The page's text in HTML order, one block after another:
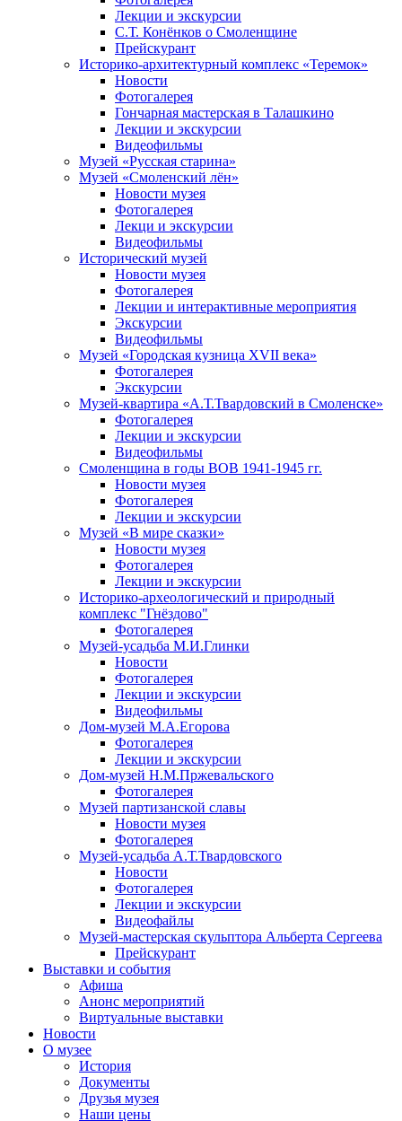
Лекции и экскурсии
С.Т. Конёнков о Смоленщине
Прейскурант
Историко-архитектурный комплекс «Теремок»
Новости
Фотогалерея
Гончарная мастерская в Талашкино
Лекции и экскурсии
Видеофильмы
Музей «Русская старина»
Музей «Смоленский лён»
Новости музея
Фотогалерея
Лекци и экскурсии
Видеофильмы
Исторический музей
Новости музея
Фотогалерея
Лекции и интерактивные мероприятия
Экскурсии
Видеофильмы
Музей «Городская кузница XVII века»
Фотогалерея
Экскурсии
Музей-квартира «А.Т.Твардовский в Смоленске»
Фотогалерея
Лекции и экскурсии
Видеофильмы
Смоленщина в годы ВОВ 1941-1945 гг.
Новости музея
Фотогалерея
Лекции и экскурсии
Музей «В мире сказки»
Новости музея
Фотогалерея
Лекции и экскурсии
Историко-археологический и природный
комплекс "Гнёздово"
Фотогалерея
Музей-усадьба М.И.Глинки
Новости
Фотогалерея
Лекции и экскурсии
Видеофильмы
Дом-музей М.А.Егорова
Фотогалерея
Лекции и экскурсии
Дом-музей Н.М.Пржевальского
Фотогалерея
Музей партизанской славы
Новости музея
Фотогалерея
Музей-усадьба А.Т.Твардовского
Новости
Фотогалерея
Лекции и экскурсии
Видеофайлы
Музей-мастерская скульптора Альберта Сергеева
Прейскурант
Выставки и события
Афиша
Анонс мероприятий
Виртуальные выставки
Новости
О музее
История
Документы
Друзья музея
Наши цены